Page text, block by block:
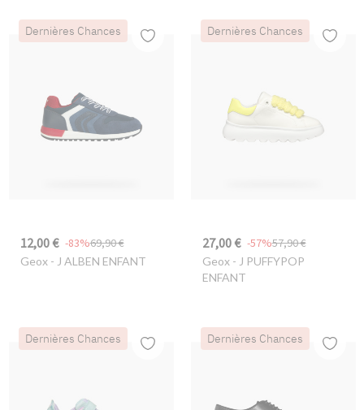
Dernières Chances
12,00 € 69,90 €
-83%
Geox- J ALBEN ENFANT
Dernières Chances
27,00 € 57,90 €
-57%
Geox- J PUFFYPOP
ENFANT
Dernières Chances Dernières Chances